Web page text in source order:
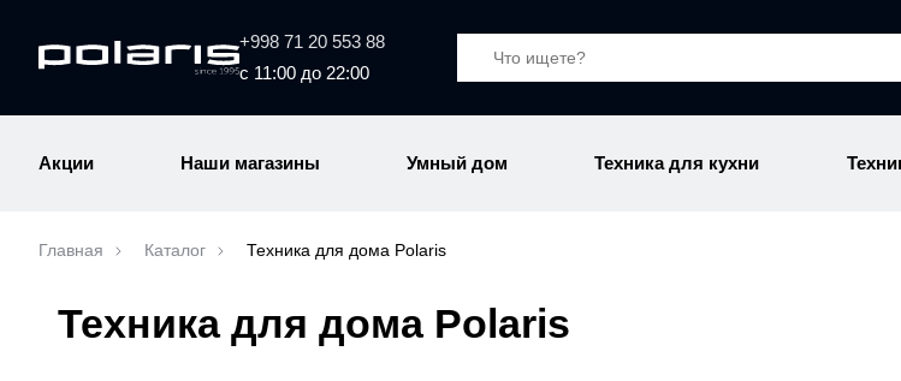
+998 71 20 553 88
с 11:00 до 22:00
Акции Наши магазины Умный дом Техника для кухни
Главная Каталог Техника для дома Polaris
Техника для дома Polaris